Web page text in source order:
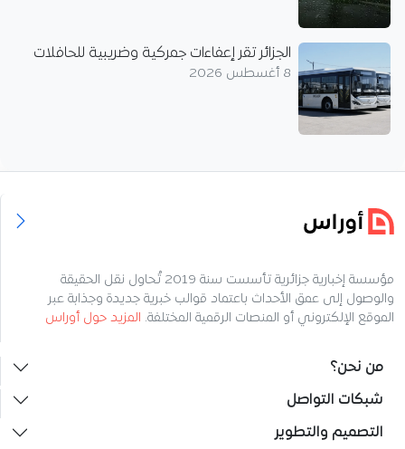
الجزائر تقر إعفاءات جمركية وضريبية للحافلات
8 أغسطس 2026
مؤسسة إخبارية جزائرية تأسست سنة 2019 تُحاول نقل الحقيقة
والوصول إلى عمق الأحداث باعتماد قوالب خبرية جديدة وجذابة عبر
الموقع الإلكتروني أو المنصات الرقمية المختلفة. المزيد حول أوراس
من نحن؟
شبكات التواصل
التصميم والتطوير